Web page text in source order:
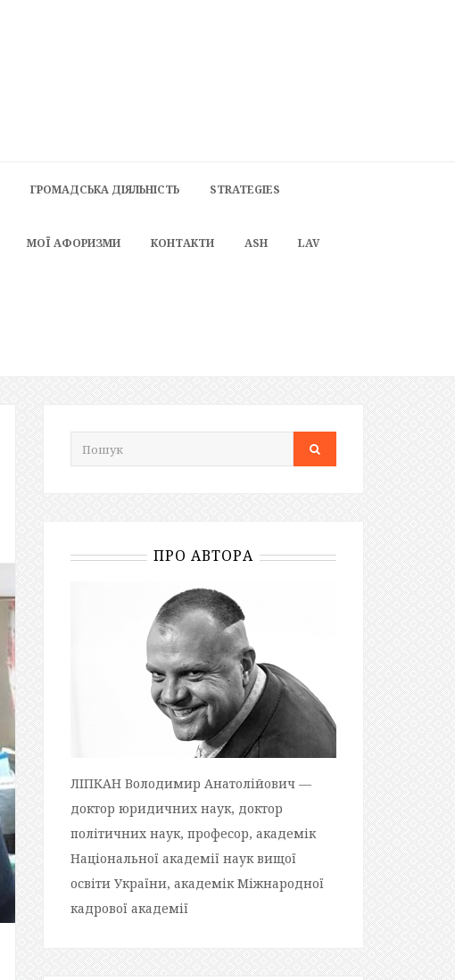
ГРОМАДСЬКА ДІЯЛЬНІСТЬ STRATEGIES
МОЇ АФОРИЗМИ КОНТАКТИ ASH LAV
ПРО АВТОРА
ЛІПКАН Володимир Анатолійович —
доктор юридичних наук, доктор
політичних наук, професор, академік
Національної академії наук вищої
освіти України, академік Міжнародної
кадрової академії